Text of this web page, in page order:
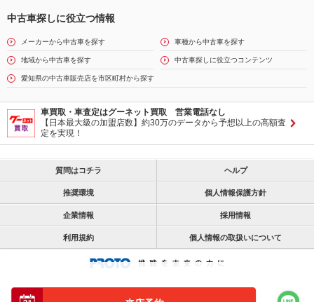
中古車探しに役立つ情報
メーカーから中古車を探す 車種から中古車を探す
地域から中古車を探す 中古車探しに役立つコンテンツ
愛知県の中古車販売店を市区町村から探す
車買取・車査定はグーネット買取 営業電話なし
【日本最大級の加盟店数】約30万のデータから予想以上の高額査
定を実現！
質問はコチラ ヘルプ
推奨環境 個人情報保護方針
企業情報 採用情報
利用規約 個人情報の取扱いについて